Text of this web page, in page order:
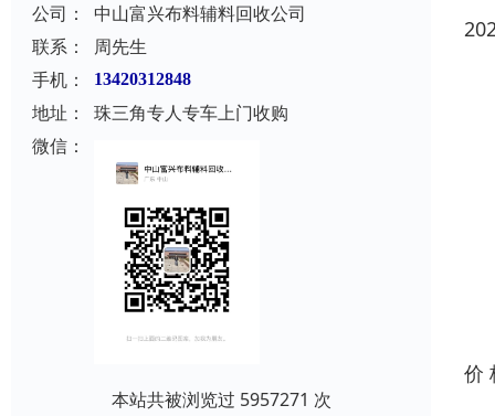
公司：
中山富兴布料辅料回收公司
联系：
周先生
手机：
13420312848
地址：
珠三角专人专车上门收购
微信：
本站共被浏览过 5957271 次
价